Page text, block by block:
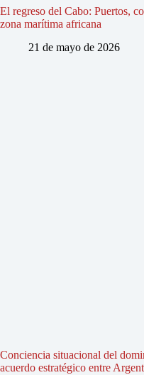
El regreso del Cabo: Puertos,
zona marítima africana
21 de mayo de 2026
Conciencia situacional del
acuerdo estratégico entre